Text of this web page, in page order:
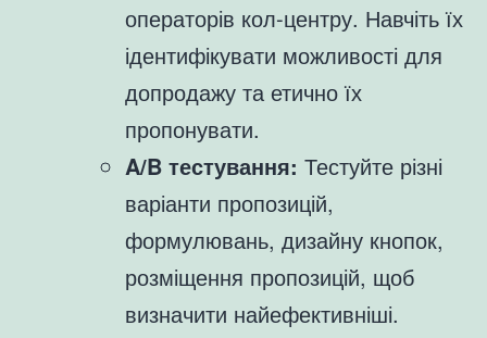
операторів кол-центру. Навчіть їх
ідентифікувати можливості для
допродажу та етично їх
пропонувати.
A/B тестування: Тестуйте різні
варіанти пропозицій,
формулювань, дизайну кнопок,
розміщення пропозицій, щоб
визначити найефективніші.